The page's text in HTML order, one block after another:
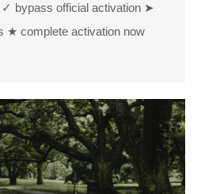
bypass official activation ➤
★ complete activation now